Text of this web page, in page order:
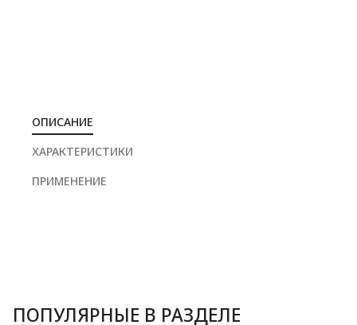
ОПИСАНИЕ
ХАРАКТЕРИСТИКИ
ПРИМЕНЕНИЕ
ПОПУЛЯРНЫЕ В РАЗДЕЛЕ